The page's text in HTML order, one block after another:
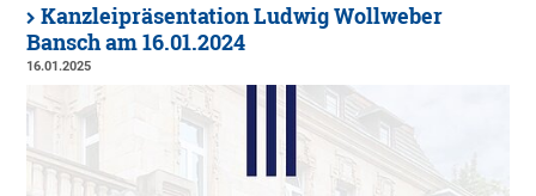
Kanzleipräsentation Ludwig Wollweber
Bansch am 16.01.2024
16.01.2025